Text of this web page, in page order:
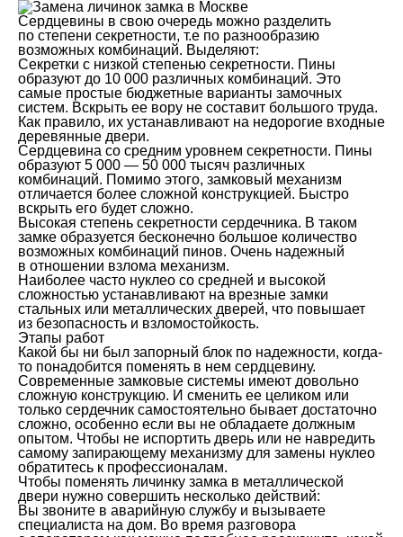
Сердцевины в свою очередь можно разделить
по степени секретности, т.е по разнообразию
возможных комбинаций. Выделяют:
Секретки с низкой степенью секретности. Пины
образуют до 10 000 различных комбинаций. Это
самые простые бюджетные варианты замочных
систем. Вскрыть ее вору не составит большого труда.
Как правило, их устанавливают на недорогие входные
деревянные двери.
Сердцевина со средним уровнем секретности. Пины
образуют 5 000 — 50 000 тысяч различных
комбинаций. Помимо этого, замковый механизм
отличается более сложной конструкцией. Быстро
вскрыть его будет сложно.
Высокая степень секретности сердечника. В таком
замке образуется бесконечно большое количество
возможных комбинаций пинов. Очень надежный
в отношении взлома механизм.
Наиболее часто нуклео со средней и высокой
сложностью устанавливают на врезные замки
стальных или металлических дверей, что повышает
из безопасность и взломостойкость.
Этапы работ
Какой бы ни был запорный блок по надежности, когда-
то понадобится поменять в нем сердцевину.
Современные замковые системы имеют довольно
сложную конструкцию. И сменить ее целиком или
только сердечник самостоятельно бывает достаточно
сложно, особенно если вы не обладаете должным
опытом. Чтобы не испортить дверь или не навредить
самому запирающему механизму для замены нуклео
обратитесь к профессионалам.
Чтобы поменять личинку замка в металлической
двери нужно совершить несколько действий:
Вы звоните в аварийную службу и вызываете
специалиста на дом. Во время разговора